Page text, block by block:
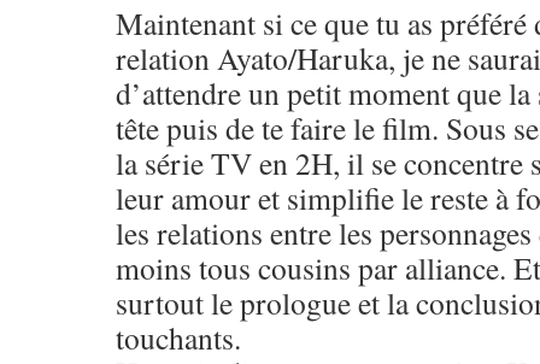
Maintenant si ce que tu as préféré
relation Ayato/Haruka, je ne
d’attendre un petit moment que la
tête puis de te faire le film. Sous
la série TV en 2H, il se concentre
leur amour et simplifie le reste à
les relations entre les
moins tous cousins par alliance.
surtout le prologue et la
touchants.